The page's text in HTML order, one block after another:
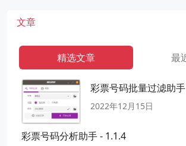
文章
精选文章 最
彩票号码批量过滤助手
2022年12月15日
彩票号码分析助手 - 1.1.4